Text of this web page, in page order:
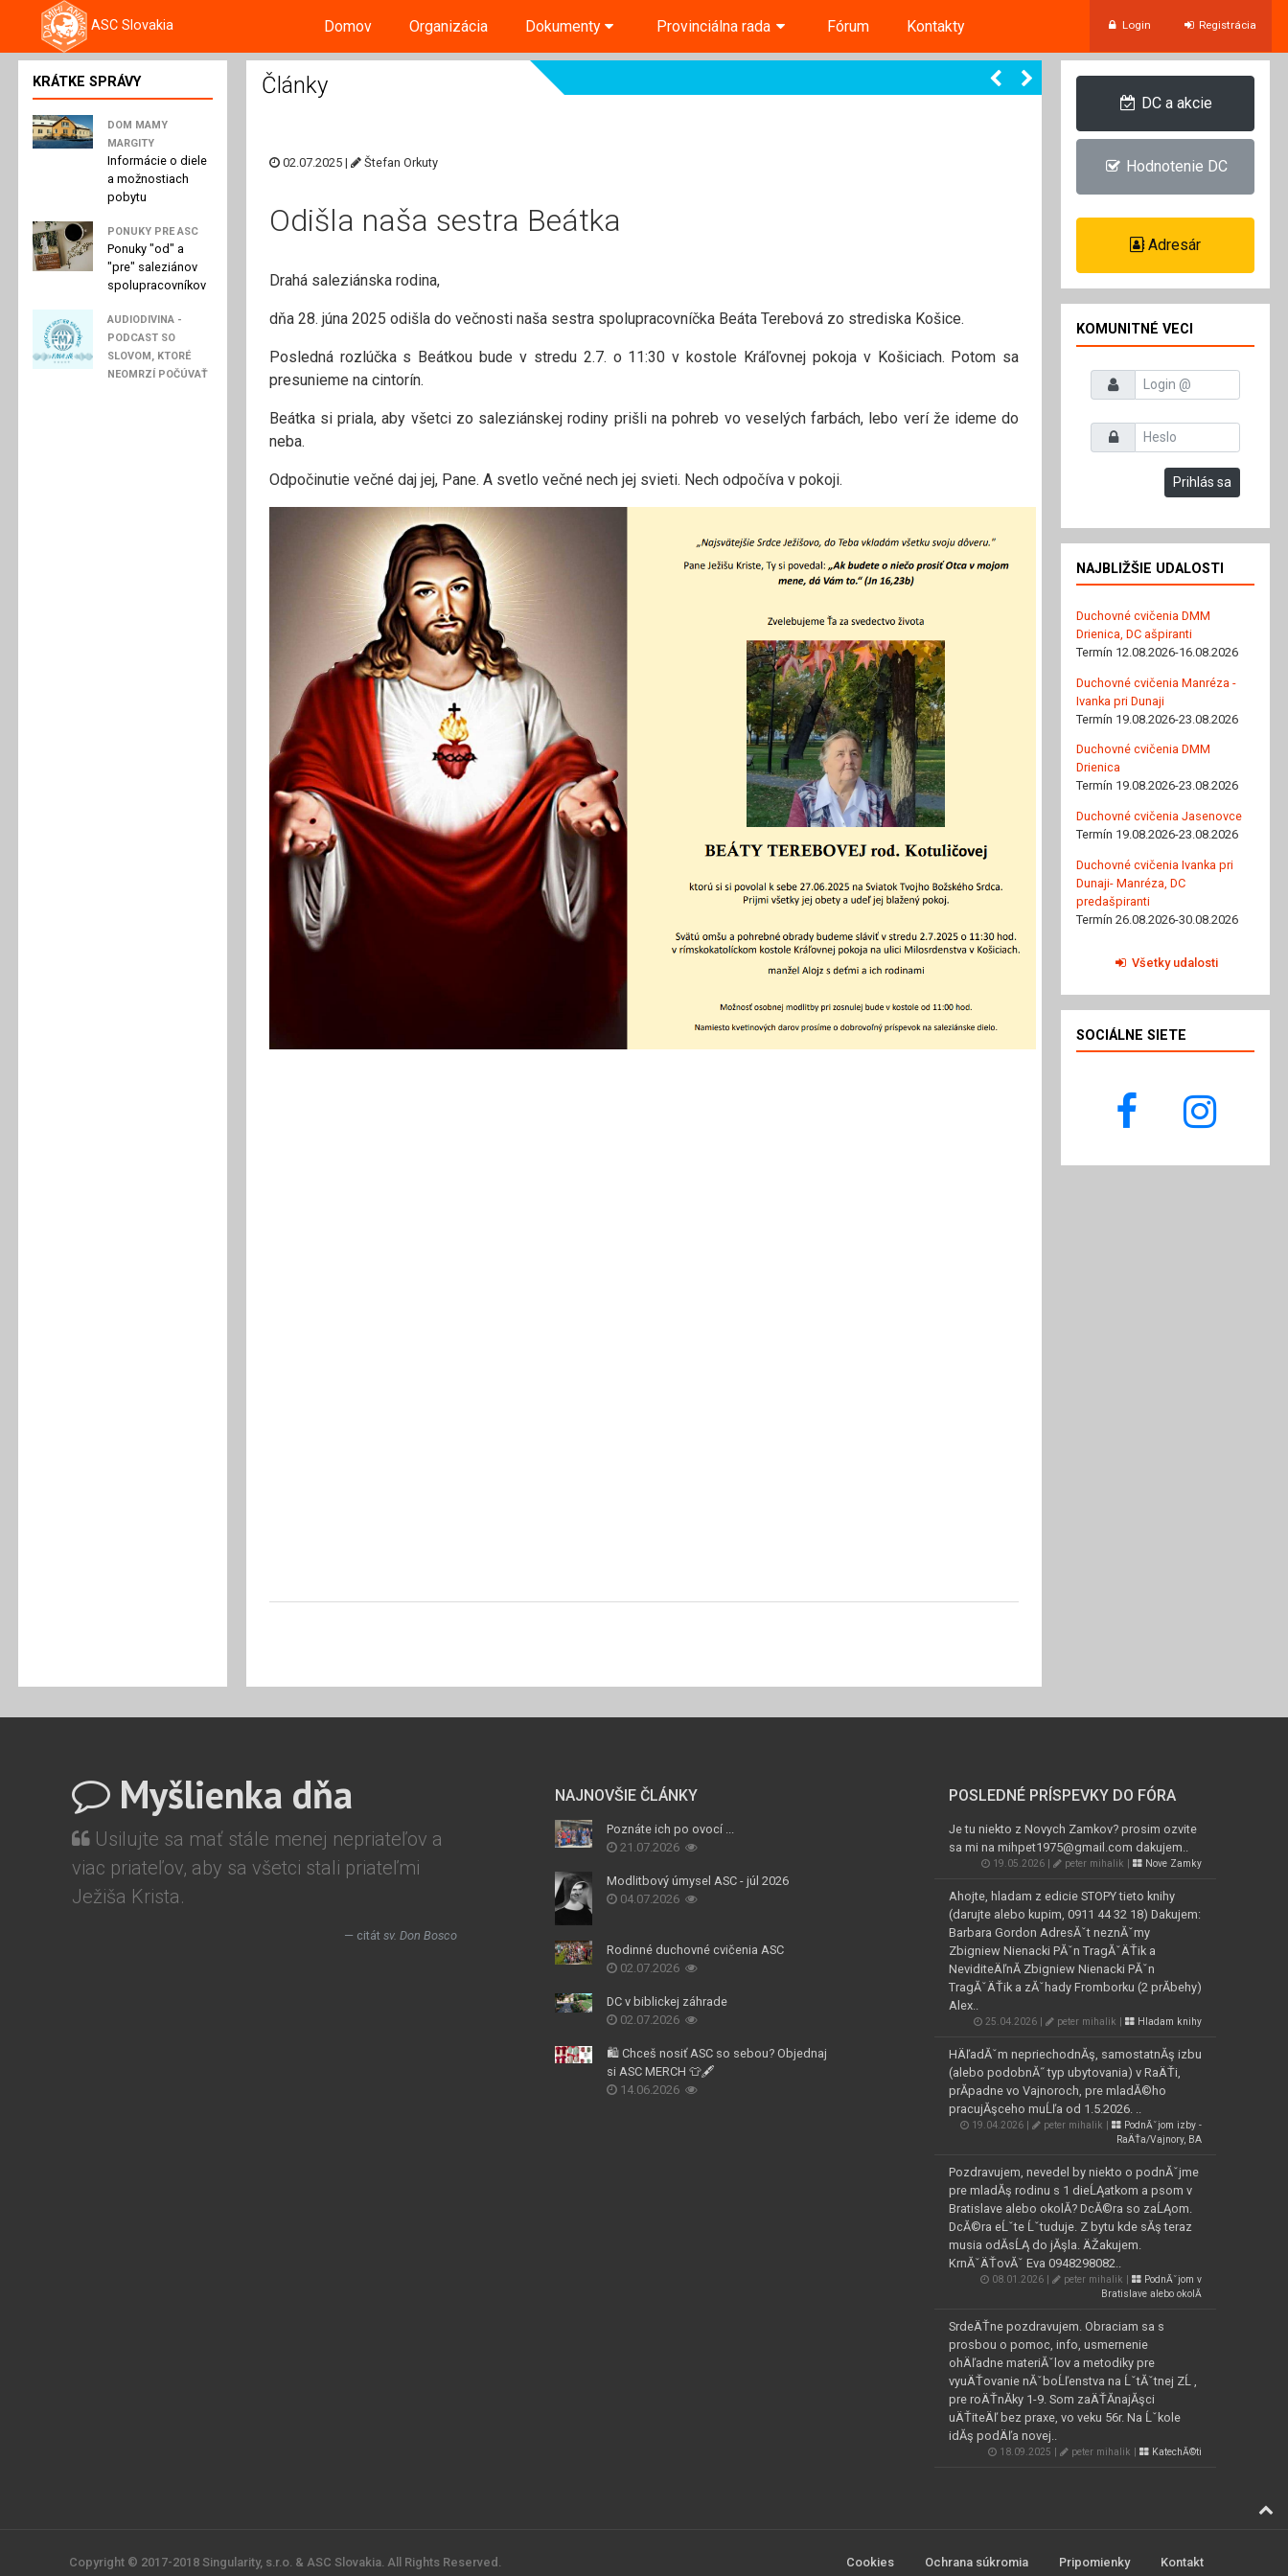
ASC Slovakia Domov Organizácia Dokumenty Provinciálna rada Fórum Kontakty Login Registrácia
KRÁTKE SPRÁVY
DOM MAMY
MARGITY
Informácie o diele
a možnostiach
pobytu
PONUKY PRE ASC
Ponuky "od" a
"pre" saleziánov
spolupracovníkov
AUDIODIVINA -
PODCAST SO
SLOVOM, KTORÉ
NEOMRZÍ POČÚVAŤ
Články
02.07.2025 | Štefan Orkuty
Odišla naša sestra Beátka
Drahá saleziánska rodina,
dňa 28. júna 2025 odišla do večnosti naša sestra spolupracovníčka Beáta Terebová zo strediska Košice.
Posledná rozlúčka s Beátkou bude v stredu 2.7. o 11:30 v kostole Kráľovnej pokoja v Košiciach. Potom sa
presunieme na cintorín.
Beátka si priala, aby všetci zo saleziánskej rodiny prišli na pohreb vo veselých farbách, lebo verí že ideme do
neba.
Odpočinutie večné daj jej, Pane. A svetlo večné nech jej svieti. Nech odpočíva v pokoji.
DC a akcie
Hodnotenie DC
Adresár
KOMUNITNÉ VECI
Prihlasovacie meno
Heslo
Prihlás sa
NAJBLIŽŠIE UDALOSTI
Duchovné cvičenia DMM
Drienica, DC ašpiranti
Termín 12.08.2026-16.08.2026
Duchovné cvičenia Manréza -
Ivanka pri Dunaji
Termín 19.08.2026-23.08.2026
Duchovné cvičenia DMM
Drienica
Termín 19.08.2026-23.08.2026
Duchovné cvičenia Jasenovce
Termín 19.08.2026-23.08.2026
Duchovné cvičenia Ivanka pri
Dunaji- Manréza, DC
predašpiranti
Termín 26.08.2026-30.08.2026
Všetky udalosti
SOCIÁLNE SIETE
Myšlienka dňa
Usilujte sa mať stále menej nepriateľov a
viac priateľov, aby sa všetci stali priateľmi
Ježiša Krista.
citát sv. Don Bosco
NAJNOVŠIE ČLÁNKY
Poznáte ich po ovocí ...
21.07.2026
Modlitbový úmysel ASC - júl 2026
04.07.2026
Rodinné duchovné cvičenia ASC
02.07.2026
DC v biblickej záhrade
02.07.2026
🛍️ Chceš nosiť ASC so sebou? Objednaj
si ASC MERCH 👕🖋️
14.06.2026
POSLEDNÉ PRÍSPEVKY DO FÓRA
Je tu niekto z Novych Zamkov? prosim ozvite
sa mi na mihpet1975@gmail.com dakujem..
19.05.2026 | peter mihalik | Nove Zamky
Ahojte, hladam z edicie STOPY tieto knihy
(darujte alebo kupim, 0911 44 32 18) Dakujem:
Barbara Gordon AdresĂˇt neznĂˇmy
Zbigniew Nienacki PĂˇn TragĂˇÄŤik a
NeviditeÄľnĂ­ Zbigniew Nienacki PĂˇn
TragĂˇÄŤik a zĂˇhady Fromborku (2 prĂ­behy)
Alex..
25.04.2026 | peter mihalik | Hladam knihy
HÄľadĂˇm nepriechodnĂş, samostatnĂş izbu
(alebo podobnĂ˝ typ ubytovania) v RaÄŤi,
prĂ­padne vo Vajnoroch, pre mladĂ©ho
pracujĂşceho muĹľa od 1.5.2026. ..
19.04.2026 | peter mihalik |
PodnĂˇjom izby -
RaÄŤa/Vajnory, BA
Pozdravujem, nevedel by niekto o podnĂˇjme
pre mladĂş rodinu s 1 dieĹĄatkom a psom v
Bratislave alebo okolĂ­? DcĂ©ra so zaĹĄom.
DcĂ©ra eĹˇte Ĺˇtuduje. Z bytu kde sĂş teraz
musia odĂ­sĹĄ do jĂşla. ÄŽakujem.
KrnĂˇÄŤovĂˇ Eva 0948298082..
08.01.2026 | peter mihalik |
PodnĂˇjom v
Bratislave alebo okolĂ­
SrdeÄŤne pozdravujem. Obraciam sa s
prosbou o pomoc, info, usmernenie
ohÄľadne materiĂˇlov a metodiky pre
vyuÄŤovanie nĂˇboĹľenstva na ĹˇtĂˇtnej ZĹ ,
pre roÄŤnĂ­ky 1-9. Som zaÄŤĂ­najĂşci
uÄŤiteÄľ bez praxe, vo veku 56r. Na Ĺˇkole
idĂş podÄľa novej..
18.09.2025 | peter mihalik | KatechĂ©ti
Copyright © 2017-2018 Singularity, s.r.o. & ASC Slovakia. All Rights Reserved. Cookies Ochrana súkromia Pripomienky Kontakt